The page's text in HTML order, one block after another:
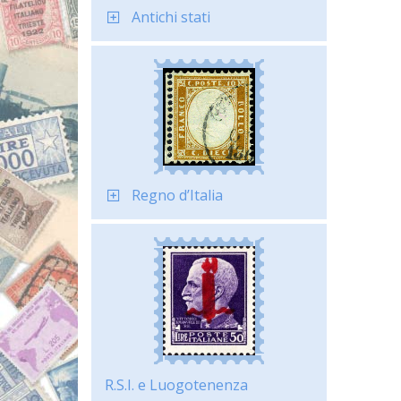
Antichi stati
Regno d’Italia
R.S.I. e Luogotenenza